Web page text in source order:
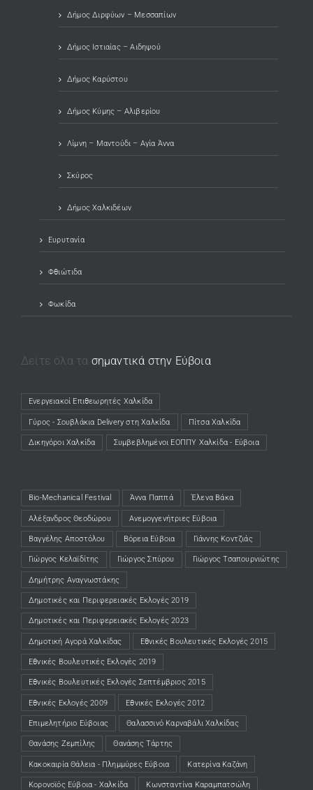
Δήμος Διρφύων – Μεσσαπίων
Δήμος Ιστιαίας – Αιδηψού
Δήμος Καρύστου
Δήμος Κύμης – Αλιβερίου
Λίμνη – Μαντούδι – Αγία Άννα
Σκύρος
Δήμος Χαλκιδέων
Ευρυτανία
Φθιώτιδα
Φωκίδα
Δείτε όλα τα σημαντικά στην Εύβοια
Ενεργειακοί Επιθεωρητές Χαλκίδα
(opens in a new tab)
Γύρος - Σουβλάκια Delivery στη Χαλκίδα
(opens in a new tab) Πίτσα Χαλκίδα
(opens in a new tab)
Δικηγόροι Χαλκίδα
(opens in a new tab) Συμβεβλημένοι ΕΟΠΠΥ Χαλκίδα - Εύβοια
(opens in a new tab)
Bio-Mechanical Festival Άννα Παππά Έλενα Βάκα
Αλέξανδρος Θεοδώρου Ανεμογγενήτριες Εύβοια
Βαγγέλης Αποστόλου Βόρεια Εύβοια Γιάννης Κοντζιάς
Γιώργος Κελαϊδίτης Γιώργος Σπύρου Γιώργος Τσαπουρνιώτης
Δημήτρης Αναγνωστάκης
Δημοτικές και Περιφερειακές Εκλογές 2019
Δημοτικές και Περιφερειακές Εκλογές 2023
Δημοτική Αγορά Χαλκίδας Εθνικές Βουλευτικές Εκλογές 2015
Εθνικές Βουλευτικές Εκλογές 2019
Εθνικές Βουλευτικές Εκλογές Σεπτέμβριος 2015
Εθνικές Εκλογές 2009 Εθνικές Εκλογές 2012
Επιμελητήριο Εύβοιας Θαλασσινό Καρναβάλι Χαλκίδας
Θανάσης Ζεμπίλης Θανάσης Τάρτης
Κακοκαιρία Θάλεια - Πλημμύρες Εύβοια Κατερίνα Καζάνη
Κορονοϊός Εύβοια - Χαλκίδα Κωνσταντίνα Καραμπατσώλη